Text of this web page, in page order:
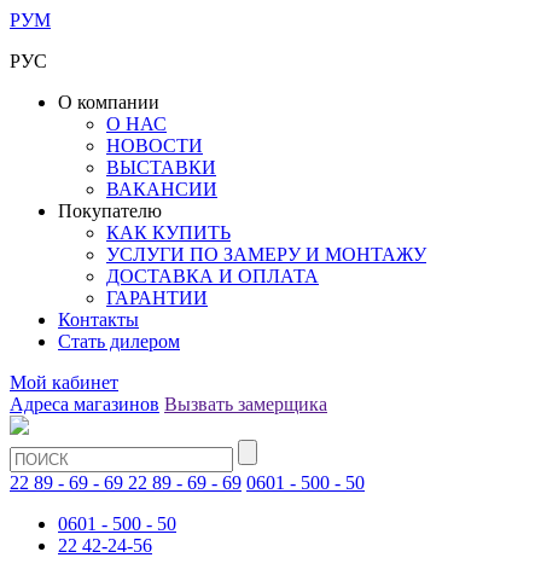
РУМ
РУС
О компании
О НАС
НОВОСТИ
ВЫСТАВКИ
ВАКАНСИИ
Покупателю
КАК КУПИТЬ
УСЛУГИ ПО ЗАМЕРУ И МОНТАЖУ
ДОСТАВКА И ОПЛАТА
ГАРАНТИИ
Контакты
Стать дилером
Мой кабинет
Адреса магазинов Вызвать замерщика
22 89 - 69 - 69 22 89 - 69 - 69 0601 - 500 - 50
0601 - 500 - 50
22 42-24-56